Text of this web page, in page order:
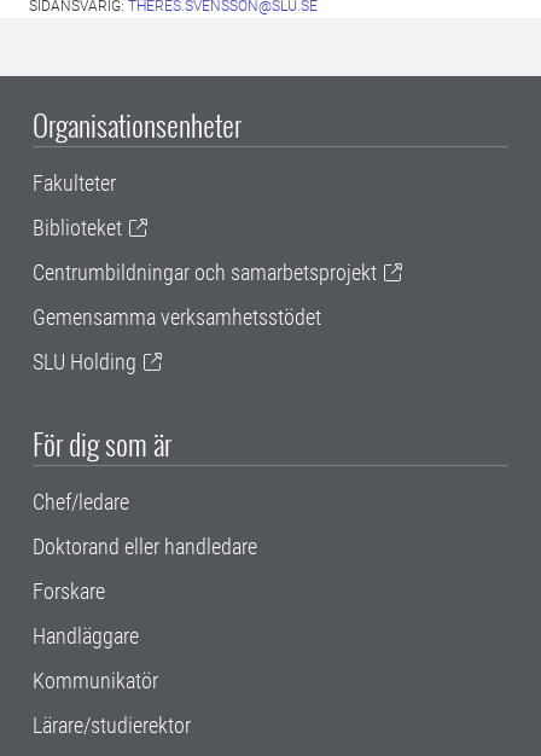
SIDANSVARIG: THERES.SVENSSON@SLU.SE
Organisationsenheter
Fakulteter
Biblioteket
Centrumbildningar och samarbetsprojekt
Gemensamma verksamhetsstödet
SLU Holding
För dig som är
Chef/ledare
Doktorand eller handledare
Forskare
Handläggare
Kommunikatör
Lärare/studierektor